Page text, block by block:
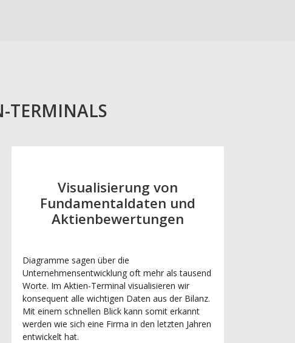
TERMINALS
Visualisierung von
Fundamentaldaten und
Aktienbewertungen
Diagramme sagen über die
Unternehmensentwicklung oft mehr als tausend
Worte. Im Aktien-Terminal visualisieren wir
konsequent alle wichtigen Daten aus der Bilanz.
Mit einem schnellen Blick kann somit erkannt
werden wie sich eine Firma in den letzten Jahren
entwickelt hat.